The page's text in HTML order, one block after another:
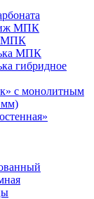
МПК
МПК
МПК
гибридное
с монолитным
мм)